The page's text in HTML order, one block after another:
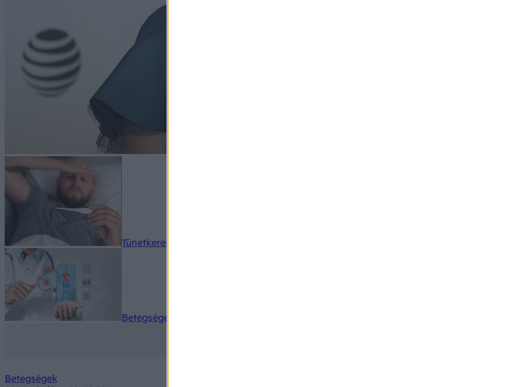
Tünetkereső
Betegségek A-Z
Betegségek